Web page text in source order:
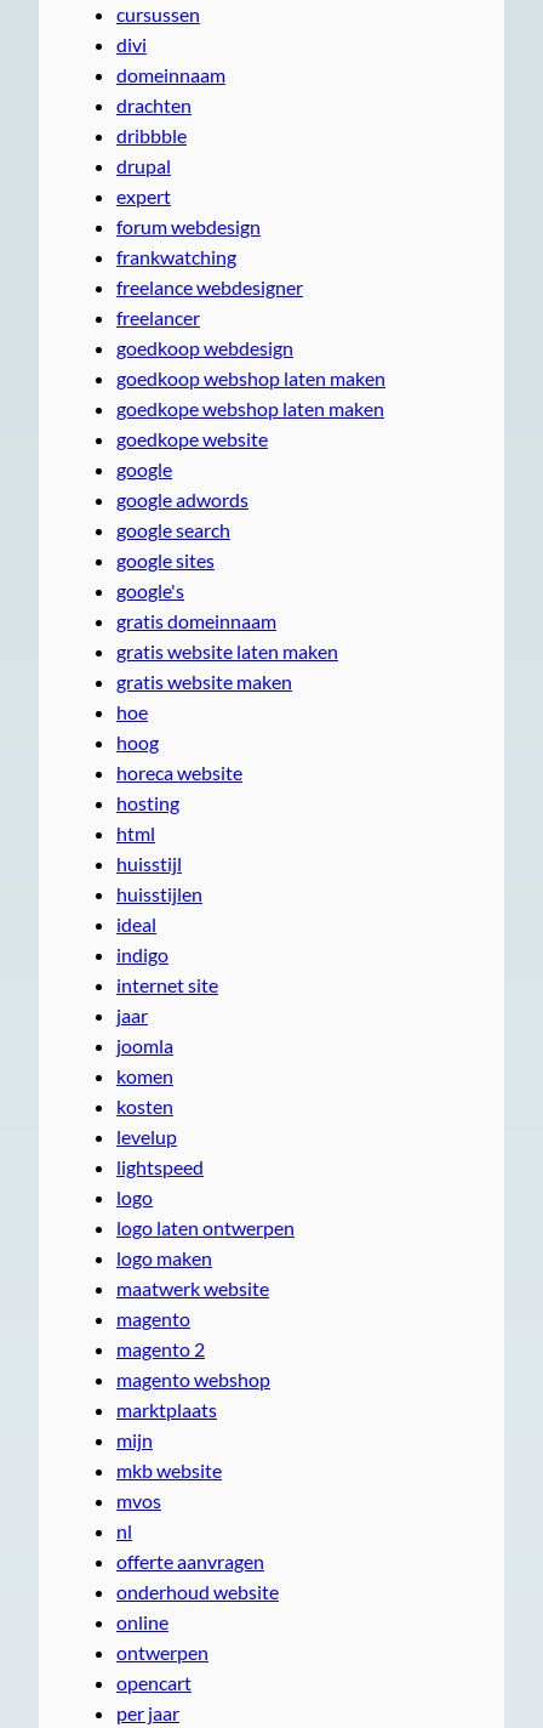
cursussen
divi
domeinnaam
drachten
dribbble
drupal
expert
forum webdesign
frankwatching
freelance webdesigner
freelancer
goedkoop webdesign
goedkoop webshop laten maken
goedkope webshop laten maken
goedkope website
google
google adwords
google search
google sites
google's
gratis domeinnaam
gratis website laten maken
gratis website maken
hoe
hoog
horeca website
hosting
html
huisstijl
huisstijlen
ideal
indigo
internet site
jaar
joomla
komen
kosten
levelup
lightspeed
logo
logo laten ontwerpen
logo maken
maatwerk website
magento
magento 2
magento webshop
marktplaats
mijn
mkb website
mvos
nl
offerte aanvragen
onderhoud website
online
ontwerpen
opencart
per jaar